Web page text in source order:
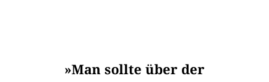
»Man sollte über der